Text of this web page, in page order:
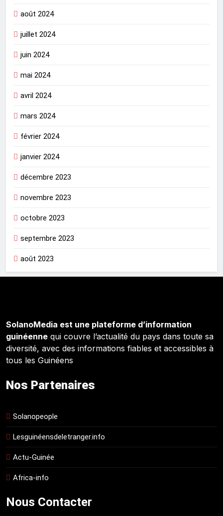
août 2024
juillet 2024
juin 2024
mai 2024
avril 2024
mars 2024
février 2024
janvier 2024
décembre 2023
novembre 2023
octobre 2023
septembre 2023
août 2023
SolanoMedia est une plateforme d’information
guinéenne qui couvre l’actualité du pays dans toute sa
diversité, avec des informations fiables et accessibles à
tous les Guinéens
Nos Partenaires
Solanopeople
Lesguinéensdeletranger.info
Actu-Guinée
Africa-info
Nous Contacter